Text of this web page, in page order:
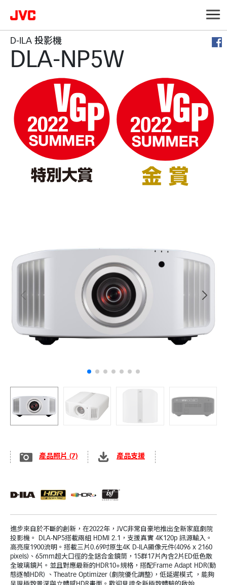
D-ILA 投影機
DLA-NP5W
產品照片 (7) 產品支援
進步來自於不斷的創新，在2022年，JVC非常自豪地推出全新家庭劇院
投影機。 DLA-NP5搭載兩組 HDMI 2.1，支援真實 4K120p 訊源輸入。
高亮度1900流明。搭載三片0.69吋原生4K D-ILA顯像元件(4096 x 2160
pixels)、65mm超大口徑的全鋁合金鏡筒，15群17片內含2片ED低色散
全玻璃鏡片。並且對應最新的HDR10+規格，搭配Frame Adapt HDR(動
態逐幀HDR) 、Theatre Optimizer (劇院優化調整)，低延遲模式 ，能夠